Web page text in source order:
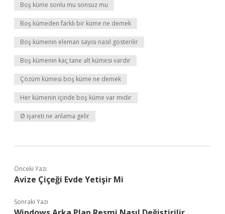
Boş küme sonlu mu sonsuz mu
Boş kümeden farklı bir küme ne demek
Boş kümenin eleman sayısı nasıl gösterilir
Boş kümenin kaç tane alt kümesi vardır
Çözüm kümesi boş küme ne demek
Her kümenin içinde boş küme var mıdır
Ø işareti ne anlama gelir
Önceki Yazı
Avize Çiçeği Evde Yetişir Mi
Sonraki Yazı